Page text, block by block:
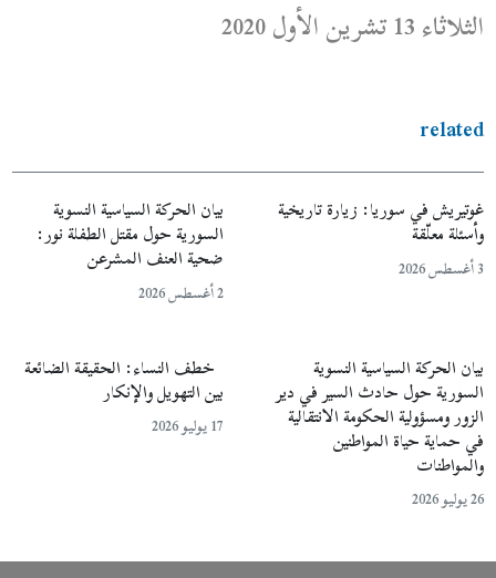
الثلاثاء 13 تشرين الأول 2020
related
غوتيريش في سوريا: زيارة تاريخية
وأسئلة معلّقة
بيان الحركة السياسية النسوية
السورية حول مقتل الطفلة نور:
ضحية العنف المشرعن
بيان الحركة السياسية النسوية
السورية حول حادث السير في دير
الزور ومسؤولية الحكومة الانتقالية
في حماية حياة المواطنين
والمواطنات
26 يوليو 2026
خطف النساء: الحقيقة الضائعة
بين التهويل والإنكار
17 يوليو 2026